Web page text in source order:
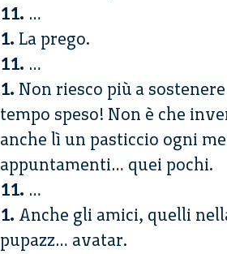
11. …
1. La prego.
11. …
1. Non riesco più a
tempo speso! Non è che
anche lì un pasticcio ogni
appuntamenti… quei pochi.
11. …
1. Anche gli amici, quelli
pupazz… avatar.